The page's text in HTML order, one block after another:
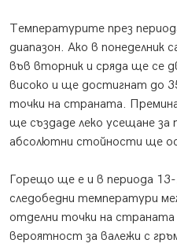
Температурите през
диапазон. Ако в понеделник
във вторник и сряда ще се
високо и ще достигнат до
точки на страната.
ще създаде леко усещане за
абсолютни стойности ще
Горещо ще е и в периода
следобедни температури
отделни точки на
вероятност за валежи с